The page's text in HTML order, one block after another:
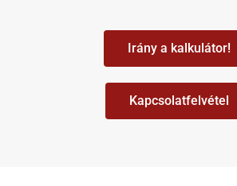
Irány a kalkulátor!
Kapcsolatfelvétel